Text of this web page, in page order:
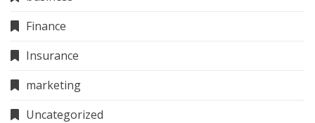
Finance
Insurance
marketing
Uncategorized